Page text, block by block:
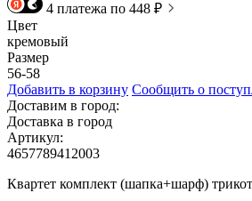
4 платежа по 448 ₽
Цвет
кремовый
Размер
56-58
Добавить в корзину Сообщить о
Доставим в город:
Доставка в город
Артикул:
4657789412003
Квартет комплект (шапка+шарф)